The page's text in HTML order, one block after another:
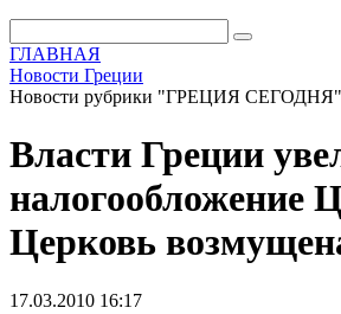
ГЛАВНАЯ
Новости Греции
Новости рубрики "ГРЕЦИЯ СЕГОДНЯ"
Власти Греции
налогообложение
Церковь
17.03.2010 16:17